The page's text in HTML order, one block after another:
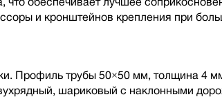
и кронштейнов крепления при
Профиль трубы 50×50 мм, толщина 4
шариковый с наклонными